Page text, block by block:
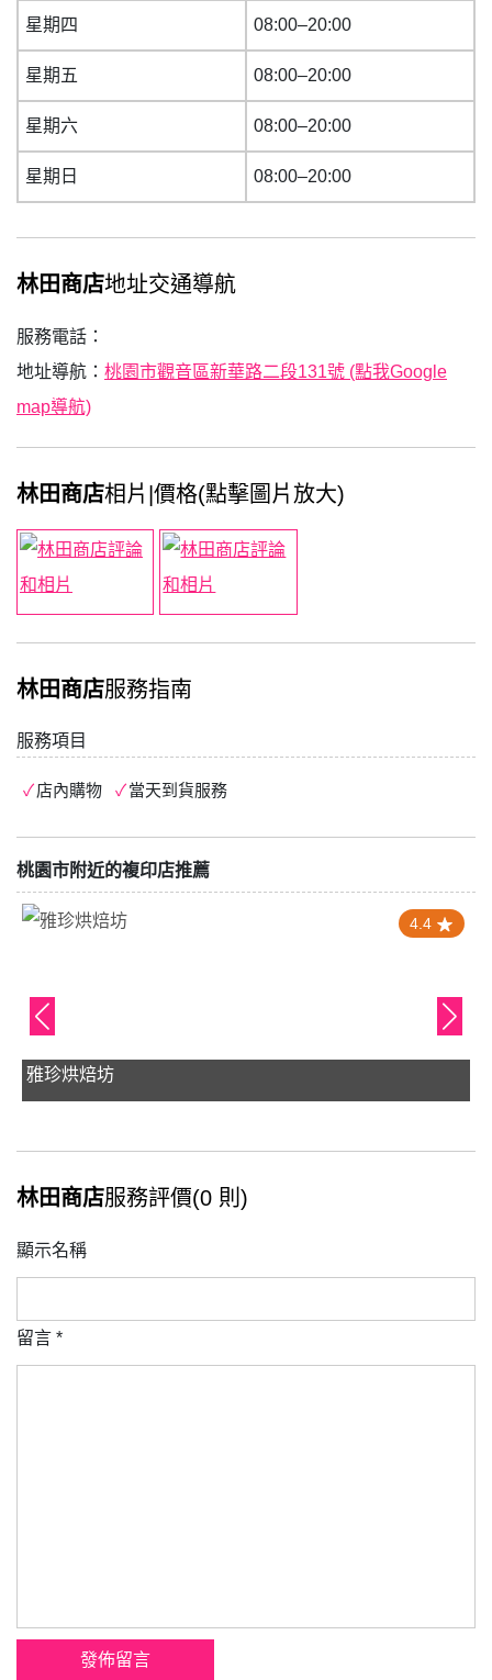
星期四 08:00–20:00
星期五 08:00–20:00
星期六 08:00–20:00
星期日 08:00–20:00
林田商店地址交通導航
服務電話：
地址導航： 桃園市觀音區新華路二段131號 (點我Google
map導航)
林田商店相片|價格(點擊圖片放大)
林田商店服務指南
服務項目
店內購物 當天到貨服務
桃園市附近的複印店推薦
4.4
雅珍烘焙坊
林田商店服務評價(0 則)
顯示名稱
留言 *